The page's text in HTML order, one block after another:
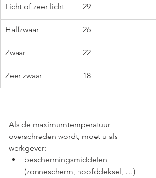
Licht of zeer licht 29
Halfzwaar 26
Zwaar 22
Zeer zwaar 18
Als de maximumtemperatuur
overschreden wordt, moet u als
werkgever:
beschermingsmiddelen
(zonnescherm, hoofddeksel, …)